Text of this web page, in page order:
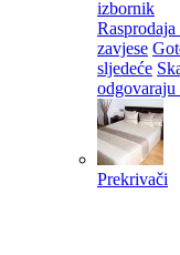
izbornik
Rasprodaja
zavjese
sljedeće
Prekrivači